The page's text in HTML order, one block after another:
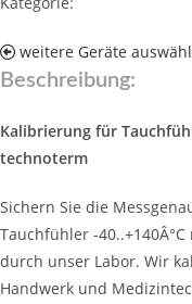
weitere Geräte
Beschreibung:
Kalibrierung für
technoterm
Sichern Sie die
Tauchfühler -
durch unser Labor. Wir
Handwerk und